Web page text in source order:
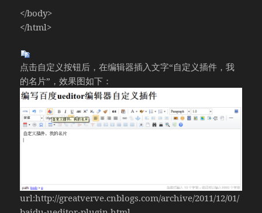
</body>
</html>
点击自定义按钮后，在编辑器插入文字“自定义插件，我
的名片”，效果图如下：
url:http://greatverve.cnblogs.com/archive/2011/12/01/